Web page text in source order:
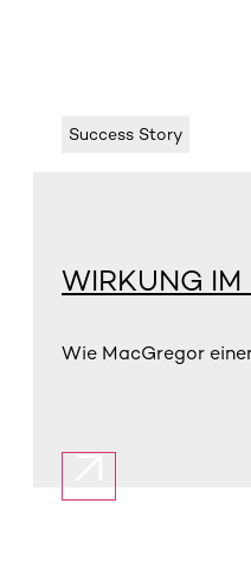
Success Story
WIRKUNG IM
Wie MacGregor